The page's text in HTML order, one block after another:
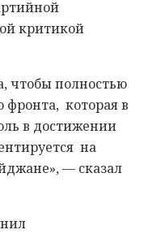
критикой
чтобы полностью
которая в
в достижении
на
— сказал